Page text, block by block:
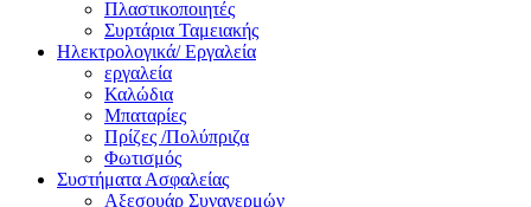
Πλαστικοποιητές
Συρτάρια Ταμειακής
Ηλεκτρολογικά/ Εργαλεία
εργαλεία
Καλώδια
Μπαταρίες
Πρίζες /Πολύπριζα
Φωτισμός
Συστήματα Ασφαλείας
Αξεσουάρ Συναγερμών